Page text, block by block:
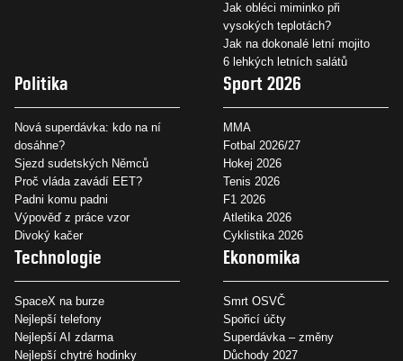
Jak obléci miminko při
vysokých teplotách?
Jak na dokonalé letní mojito
6 lehkých letních salátů
Politika
Nová superdávka: kdo na ní
dosáhne?
Sjezd sudetských Němců
Proč vláda zavádí EET?
Padni komu padni
Výpověď z práce vzor
Divoký kačer
Sport 2026
MMA
Fotbal 2026/27
Hokej 2026
Tenis 2026
F1 2026
Atletika 2026
Cyklistika 2026
Technologie
SpaceX na burze
Nejlepší telefony
Nejlepší AI zdarma
Nejlepší chytré hodinky
Ekonomika
Smrt OSVČ
Spořicí účty
Superdávka – změny
Důchody 2027